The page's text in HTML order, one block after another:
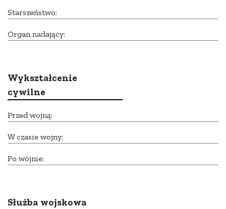
Starszeństwo:
Organ nadający:
Wykształcenie
cywilne
Przed wojną:
W czasie wojny:
Po wojnie:
Służba wojskowa